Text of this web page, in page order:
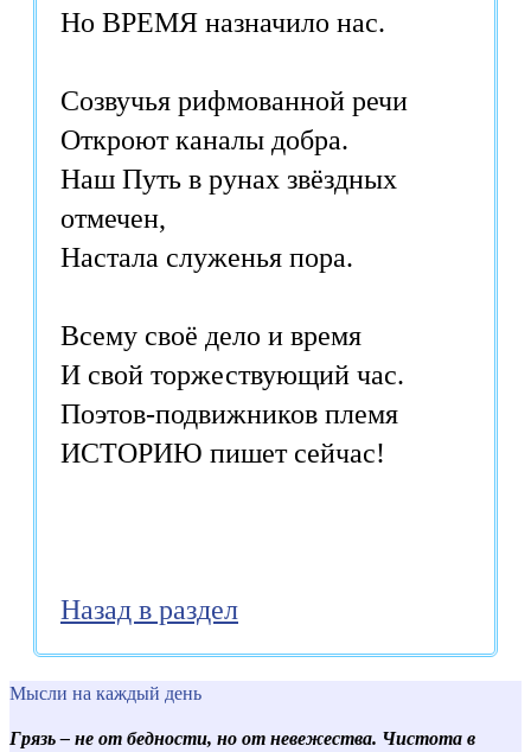
Но ВРЕМЯ назначило нас.
Созвучья рифмованной речи
Откроют каналы добра.
Наш Путь в рунах звёздных
отмечен,
Настала служенья пора.
Всему своё дело и время
И свой торжествующий час.
Поэтов-подвижников племя
ИСТОРИЮ пишет сейчас!
Назад в раздел
Мысли на каждый день
Грязь – не от бедности, но от невежества. Чистота в